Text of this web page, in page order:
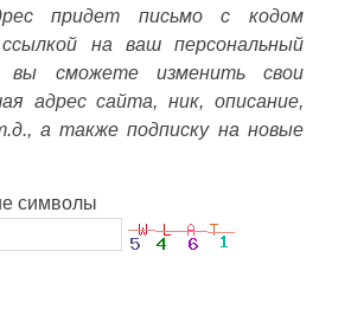
придет письмо с кодом
на ваш персональный
вы сможете изменить свои
адрес сайта, ник, описание,
а также подписку на новые
символы